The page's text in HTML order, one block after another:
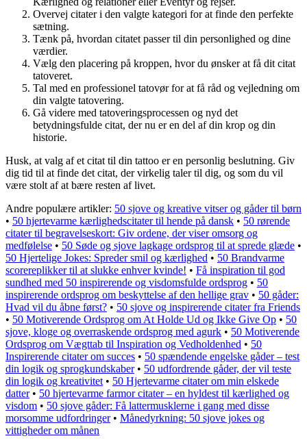
Overvej citater i den valgte kategori for at finde den perfekte
sætning.
Tænk på, hvordan citatet passer til din personlighed og dine
værdier.
Vælg den placering på kroppen, hvor du ønsker at få dit citat
tatoveret.
Tal med en professionel tatovør for at få råd og vejledning om
din valgte tatovering.
Gå videre med tatoveringsprocessen og nyd det
betydningsfulde citat, der nu er en del af din krop og din
historie.
Husk, at valg af et citat til din tattoo er en personlig beslutning. Giv
dig tid til at finde det citat, der virkelig taler til dig, og som du vil
være stolt af at bære resten af livet.
Andre populære artikler: 50 sjove og kreative vitser og gåder til børn
• 50 hjertevarme kærlighedscitater til hende på dansk • 50 rørende
citater til begravelseskort: Giv ordene, der viser omsorg og
medfølelse • 50 Søde og sjove lagkage ordsprog til at sprede glæde •
50 Hjertelige Jokes: Spreder smil og kærlighed • 50 Brandvarme
scorereplikker til at slukke enhver kvinde! • Få inspiration til god
sundhed med 50 inspirerende og visdomsfulde ordsprog • 50
inspirerende ordsprog om beskyttelse af den hellige grav • 50 gåder:
Hvad vil du åbne først? • 50 sjove og inspirerende citater fra Friends
• 50 Motiverende Ordsprog om At Holde Ud og Ikke Give Op • 50
sjove, kloge og overraskende ordsprog med agurk • 50 Motiverende
Ordsprog om Vægttab til Inspiration og Vedholdenhed • 50
Inspirerende citater om succes • 50 spændende engelske gåder – test
din logik og sprogkundskaber• 50 udfordrende gåder, der vil teste
din logik og kreativitet• 50 Hjertevarme citater om min elskede
datter• 50 hjertevarme farmor citater – en hyldest til kærlighed og
visdom • 50 sjove gåder: Få lattermusklerne i gang med disse
morsomme udfordringer• Månedyrkning: 50 sjove jokes og
vittigheder om månen